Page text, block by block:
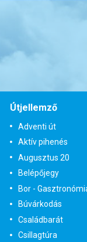
Útjellemző
Adventi út
Aktív pihenés
Augusztus 20
Belépőjegy
Bor -
Búvárkodás
Családbarát
Csillagtúra